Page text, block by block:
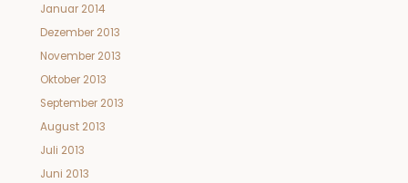
Januar 2014
Dezember 2013
November 2013
Oktober 2013
September 2013
August 2013
Juli 2013
Juni 2013